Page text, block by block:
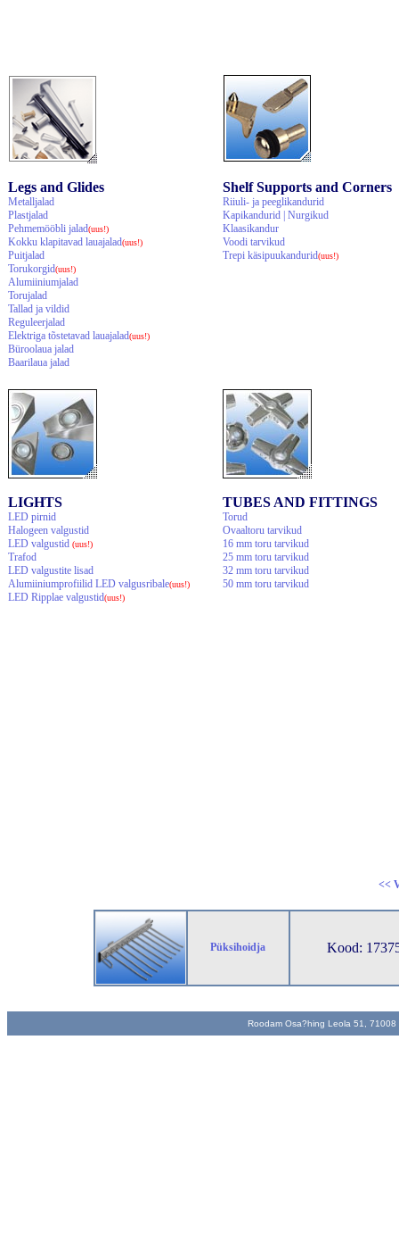
Legs and Glides
Metalljalad
Plastjalad
Pehmemööbli jalad(uus!)
Kokku klapitavad lauajalad(uus!)
Puitjalad
Torukorgid(uus!)
Alumiiniumjalad
Torujalad
Tallad ja vildid
Reguleerjalad
Elektriga tõstetavad lauajalad(uus!)
Büroolaua jalad
Baarilaua jalad
Shelf Supports and Corners
Riiuli- ja peeglikandurid
Kapikandurid | Nurgikud
Klaasikandur
Voodi tarvikud
Trepi käsipuukandurid(uus!)
LIGHTS
LED pirnid
Halogeen valgustid
LED valgustid (uus!)
Trafod
LED valgustite lisad
Alumiiniumprofiilid LED valgusribale(uus!)
LED Ripplae valgustid(uus!)
TUBES AND FITTINGS
Torud
Ovaaltoru tarvikud
16 mm toru tarvikud
25 mm toru tarvikud
32 mm toru tarvikud
50 mm toru tarvikud
<<
Püksihoidja Kood:
Roodam Osa?hing Leola 51,